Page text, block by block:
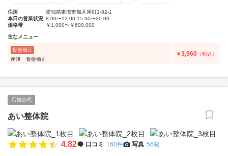
住所
愛知県東海市加木屋町1-82-1
本日の営業状況 8:00〜12:00 15:30〜20:00
価格帯
￥1,000〜￥600,000
主なメニュー
骨盤矯正
産後 骨盤矯正
￥3,960 （税込）
店舗公式
あい整体院
4.82 口コミ 160件 写真 56枚